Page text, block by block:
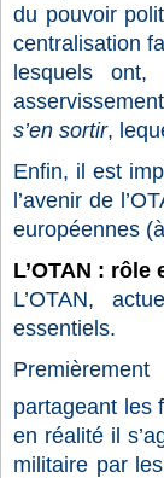
du pouvoir
centralisation
lesquels
s’en sortir,
Enfin, il est
l’avenir de
européennes
L’OTAN :
L’OTAN,
essentiels.
partageant les
en réalité il
militaire par